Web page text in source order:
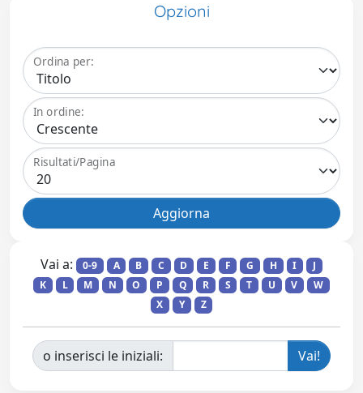
Opzioni
Ordina per:
In ordine:
Risultati/Pagina
Vai a: 0-9 A B C D E F G H I
J
K
L M N O P Q R S T U V
W
X
Y Z
o inserisci le iniziali: